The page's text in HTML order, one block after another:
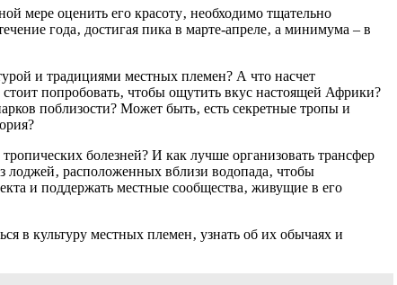
мере оценить его красоту‚ необходимо тщательно
года‚ достигая пика в марте-апреле‚ а минимума – в
и традициями местных племен? А что насчет
попробовать‚ чтобы ощутить вкус настоящей Африки?
поблизости? Может быть‚ есть секретные тропы и
болезней? И как лучше организовать трансфер
лоджей‚ расположенных вблизи водопада‚ чтобы
и поддержать местные сообщества‚ живущие в его
в культуру местных племен‚ узнать об их обычаях и